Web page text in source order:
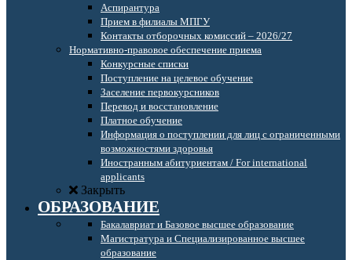
Аспирантура
Прием в филиалы МПГУ
Контакты отборочных комиссий – 2026/27
Нормативно-правовое обеспечение приема
Конкурсные списки
Поступление на целевое обучение
Заселение первокурсников
Перевод и восстановление
Платное обучение
Информация о поступлении для лиц с ограниченными
возможностями здоровья
Иностранным абитуриентам / For international
applicants
Закрыть
ОБРАЗОВАНИЕ
Бакалавриат и Базовое высшее образование
Магистратура и Специализированное высшее
образование